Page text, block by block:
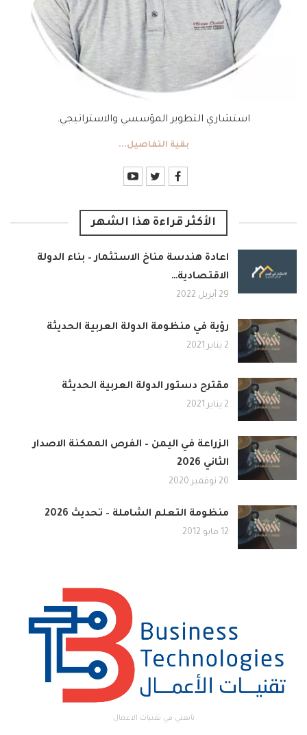
استشاري التطوير المؤسسي والاستراتيجي.
بقية التفاصيل...
الأكثر قراءة هذا الشهر
اعادة هندسة مناخ الاستثمار – بناء الدولة
الاقتصادية…
29 أبريل 2022
رؤية في منظومة الدولة العربية الحديثة
2 يناير 2021
مقترح دستور الدولة العربية الحديثة
2 يناير 2021
الزراعة في اليمن – الفرص الممكنة الاصدار
الثاني 2026
20 نوفمبر 2020
منظومة التعلم الشاملة – تحديث 2026
12 مايو 2012
تابعني في تقنيات الاعمال